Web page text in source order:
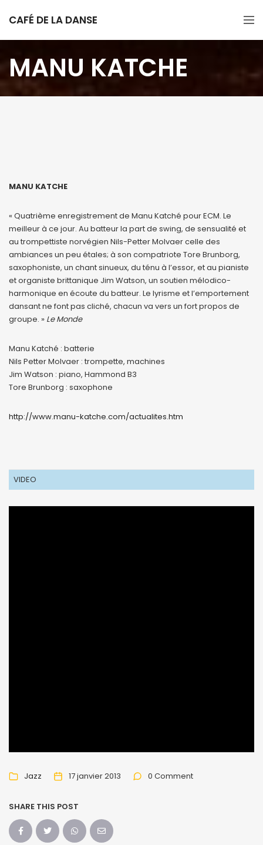
CAFÉ DE LA DANSE
MANU KATCHE
MANU KATCHE
« Quatrième enregistrement de Manu Katché pour ECM. Le
meilleur à ce jour. Au batteur la part de swing, de sensualité et
au trompettiste norvégien Nils-Petter Molvaer celle des
ambiances un peu étales; à son compatriote Tore Brunborg,
saxophoniste, un chant sinueux, du ténu à l’essor, et au pianiste
et organiste brittanique Jim Watson, un soutien mélodico-
harmonique en écoute du batteur. Le lyrisme et l’emportement
dansant ne font pas cliché, chacun va vers un fort propos de
groupe. » Le Monde
Manu Katché : batterie
Nils Petter Molvaer : trompette, machines
Jim Watson : piano, Hammond B3
Tore Brunborg : saxophone
http://www.manu-katche.com/actualites.htm
VIDEO
Jazz 17 janvier 2013 0 Comment
SHARE THIS POST